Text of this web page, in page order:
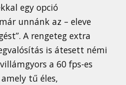
egy opció
unnánk az – eleve
A rengeteg extra
is átesett némi
a 60 fps-es
tű éles,